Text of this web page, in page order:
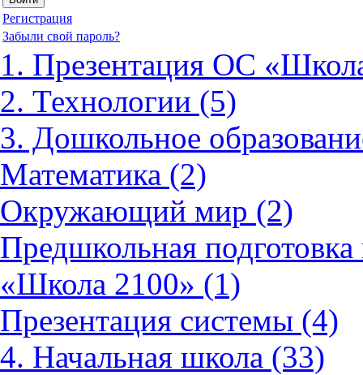
Регистрация
Забыли свой пароль?
1. Презентация ОС
2. Технологии (5)
3. Дошкольное
Математика (2)
Окружающий мир (2)
Предшкольная
«Школа 2100» (1)
Презентация системы (4)
4. Начальная школа (33)